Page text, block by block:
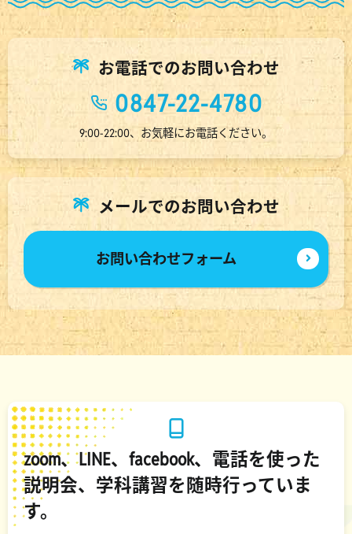
お電話でのお問い合わせ
0847-22-4780
9:00-22:00、お気軽にお電話ください。
メールでのお問い合わせ
お問い合わせフォーム
zoom、LINE、facebook、電話を使った
説明会、学科講習を随時行っていま
す。